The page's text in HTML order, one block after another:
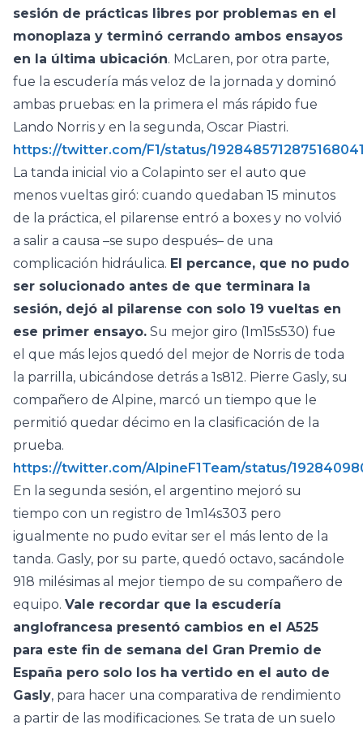
sesión de prácticas libres por problemas en el
monoplaza y terminó cerrando ambos ensayos
en la última ubicación. McLaren, por otra parte,
fue la escudería más veloz de la jornada y dominó
ambas pruebas: en la primera el más rápido fue
Lando Norris y en la segunda, Oscar Piastri.
https://twitter.com/F1/status/
La tanda inicial vio a Colapinto ser el auto que
menos vueltas giró: cuando quedaban 15 minutos
de la práctica, el pilarense entró a boxes y no volvió
a salir a causa –se supo después– de una
complicación hidráulica. El percance, que no pudo
ser solucionado antes de que terminara la
sesión, dejó al pilarense con solo 19 vueltas en
ese primer ensayo. Su mejor giro (1m15s530) fue
el que más lejos quedó del mejor de Norris de toda
la parrilla, ubicándose detrás a 1s812. Pierre Gasly, su
compañero de Alpine, marcó un tiempo que le
permitió quedar décimo en la clasificación de la
prueba.
https://twitter.com/AlpineF1Team/status/
En la segunda sesión, el argentino mejoró su
tiempo con un registro de 1m14s303 pero
igualmente no pudo evitar ser el más lento de la
tanda. Gasly, por su parte, quedó octavo, sacándole
918 milésimas al mejor tiempo de su compañero de
equipo. Vale recordar que la escudería
anglofrancesa presentó cambios en el A525
para este fin de semana del Gran Premio de
España pero solo los ha vertido en el auto de
Gasly, para hacer una comparativa de rendimiento
a partir de las modificaciones. Se trata de un suelo